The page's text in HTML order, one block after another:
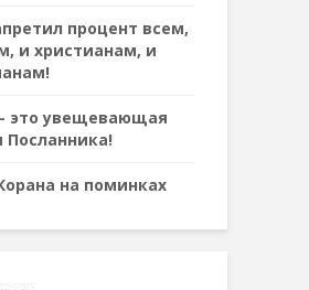
процент всем,
и христианам, и
это увещевающая
Посланника!
на поминках